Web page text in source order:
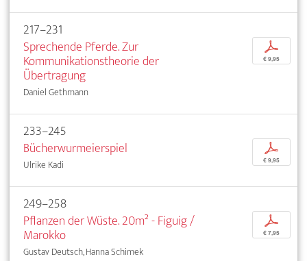
217–231
Sprechende Pferde. Zur
Kommunikationstheorie der
Übertragung
Daniel Gethmann
p
€ 9,95
233–245
Bücherwurmeierspiel
Ulrike Kadi
p
€ 9,95
249–258
Pflanzen der Wüste. 20m² - Figuig /
Marokko
Gustav Deutsch, Hanna Schimek
p
€ 7,95